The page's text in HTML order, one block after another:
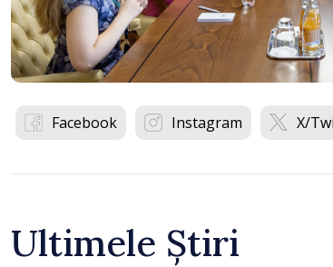
Facebook Instagram X/
Ultimele Știri